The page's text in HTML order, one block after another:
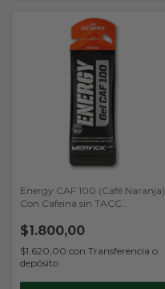
Energy CAF 100 (Café Naranja)
Con Cafeina sin TACC
$1.800,00
$1.620,00 con Transferencia o
depósito